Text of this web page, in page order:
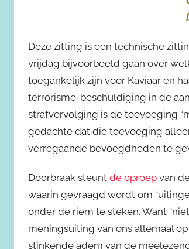
Deze zitting is een technische
vrijdag bijvoorbeeld gaan over
toegankelijk zijn voor Kaviaar en
terrorisme-beschuldiging in de
strafvervolging is de toevoeging
gedachte dat die toevoeging
verregaande bevoegdheden te
Doorbraak steunt de oproep van
waarin gevraagd wordt om
onder de riem te steken. Want
meningsuiting van ons allemaal
stinkende adem van de